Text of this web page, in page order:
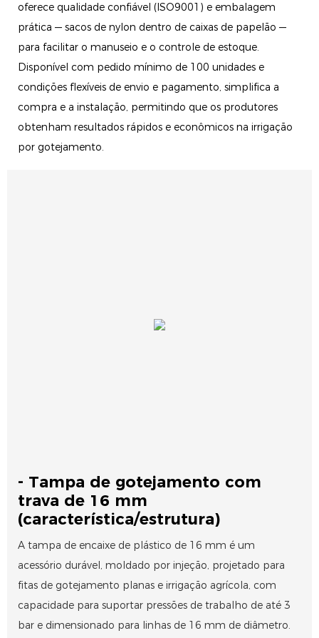
oferece qualidade confiável (ISO9001) e embalagem
prática — sacos de nylon dentro de caixas de papelão —
para facilitar o manuseio e o controle de estoque.
Disponível com pedido mínimo de 100 unidades e
condições flexíveis de envio e pagamento, simplifica a
compra e a instalação, permitindo que os produtores
obtenham resultados rápidos e econômicos na irrigação
por gotejamento.
- Tampa de gotejamento com
trava de 16 mm
(característica/estrutura)
A tampa de encaixe de plástico de 16 mm é um
acessório durável, moldado por injeção, projetado para
fitas de gotejamento planas e irrigação agrícola, com
capacidade para suportar pressões de trabalho de até 3
bar e dimensionado para linhas de 16 mm de diâmetro.